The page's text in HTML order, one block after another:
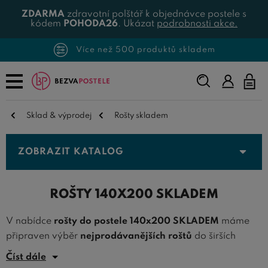
ZDARMA zdravotní polštář k objednávce postele s
kódem POHODA26. Ukázat podrobnosti akce.
Více než 500 produktů skladem
Napište,
co
Sklad & výprodej Rošty skladem
ZOBRAZIT KATALOG
ROŠTY 140X200 SKLADEM
V nabídce rošty do postele 140x200 SKLADEM máme
připraven výběr nejprodávanějších roštů do širších
postelí o rozměru 140x200 cm. Tyto oblíbené rošty stále
Číst dále